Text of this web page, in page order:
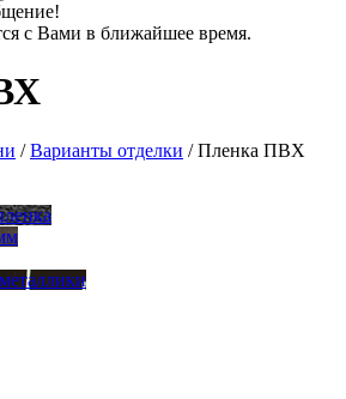
с Вами в ближайшее время.
/Варианты отделки /Пленка ПВХ